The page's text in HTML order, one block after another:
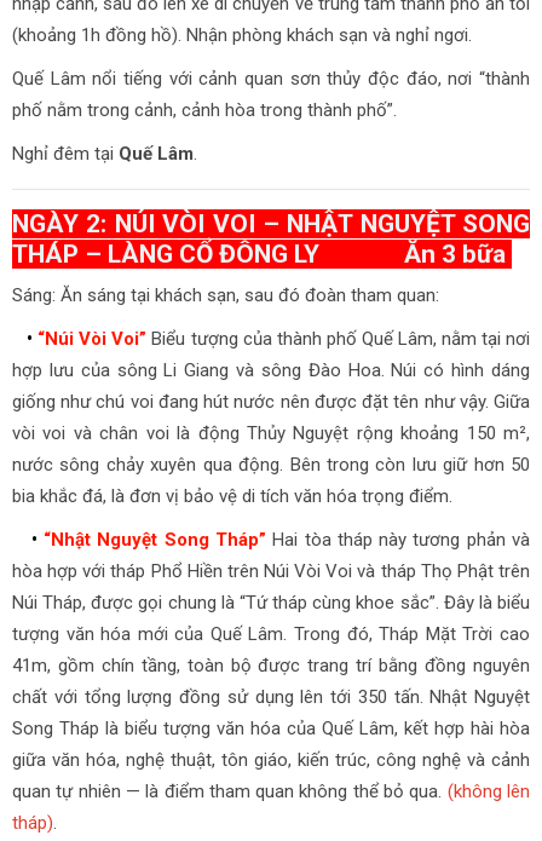
(khoảng 1h đồng hồ). Nhận phòng khách sạn và nghỉ ngơi.
Quế Lâm nổi tiếng với cảnh quan sơn thủy độc đáo, nơi “thành
phố nằm trong cảnh, cảnh hòa trong thành phố”.
Nghỉ đêm tại Quế Lâm.
NGÀY 2: NÚI VÒI VOI – NHẬT NGUYỆT SONG
THÁP – LÀNG CỔ ĐÔNG LY Ăn 3 bữa
Sáng: Ăn sáng tại khách sạn, sau đó đoàn tham quan:
• “Núi Vòi Voi” Biểu tượng của thành phố Quế Lâm, nằm tại nơi
hợp lưu của sông Li Giang và sông Đào Hoa. Núi có hình dáng
giống như chú voi đang hút nước nên được đặt tên như vậy. Giữa
vòi voi và chân voi là động Thủy Nguyệt rộng khoảng 150 m²,
nước sông chảy xuyên qua động. Bên trong còn lưu giữ hơn 50
bia khắc đá, là đơn vị bảo vệ di tích văn hóa trọng điểm.
• “Nhật Nguyệt Song Tháp” Hai tòa tháp này tương phản và
hòa hợp với tháp Phổ Hiền trên Núi Vòi Voi và tháp Thọ Phật trên
Núi Tháp, được gọi chung là “Tứ tháp cùng khoe sắc”. Đây là biểu
tượng văn hóa mới của Quế Lâm. Trong đó, Tháp Mặt Trời cao
41m, gồm chín tầng, toàn bộ được trang trí bằng đồng nguyên
chất với tổng lượng đồng sử dụng lên tới 350 tấn. Nhật Nguyệt
Song Tháp là biểu tượng văn hóa của Quế Lâm, kết hợp hài hòa
giữa văn hóa, nghệ thuật, tôn giáo, kiến trúc, công nghệ và cảnh
quan tự nhiên — là điểm tham quan không thể bỏ qua. (không lên
tháp).